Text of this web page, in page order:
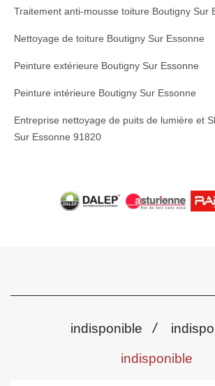
Traitement anti-mousse toiture Boutigny Sur
Nettoyage de toiture Boutigny Sur Essonne
Peinture extérieure Boutigny Sur Essonne
Peinture intérieure Boutigny Sur Essonne
Entreprise nettoyage de puits de lumière et
Sur Essonne 91820
indisponible /
indisponible